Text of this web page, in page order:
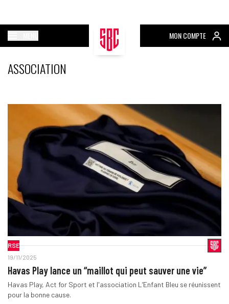
MON COMPTE
ASSOCIATION
RSE
19/11/2025
Havas Play lance un “maillot qui peut sauver une vie”
Havas Play, Act for Sport et l'association L’Enfant Bleu se réunissent
pour la bonne cause.